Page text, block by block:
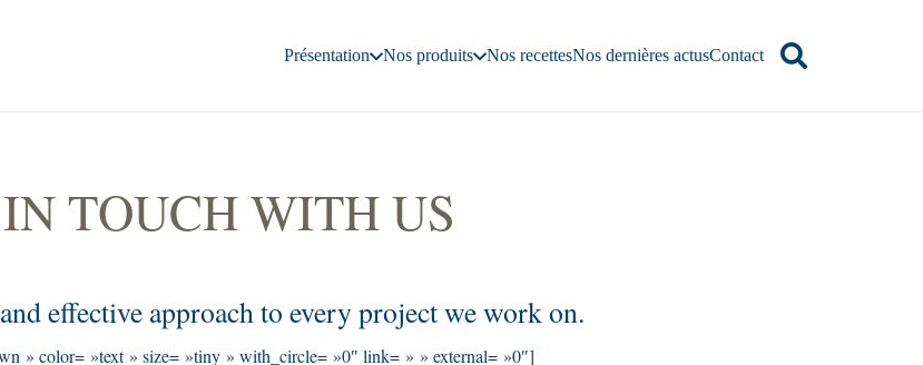
Présentation Nos produits Nos recettesNos dernières actusContact
TOUCH WITH US
effective approach to every project we work on.
» color= »text » size= »tiny » with_circle= »0″ link= » » external= »0″]